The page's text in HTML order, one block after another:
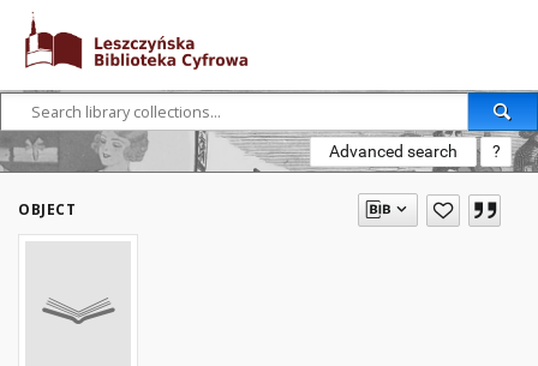
Advanced search ?
OBJECT